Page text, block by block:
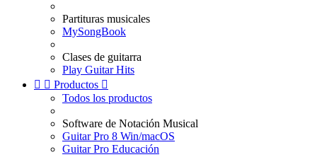
Partituras musicales
MySongBook
Clases de guitarra
Play Guitar Hits
  Productos 
Todos los productos
Software de Notación Musical
Guitar Pro 8 Win/macOS
Guitar Pro Educación